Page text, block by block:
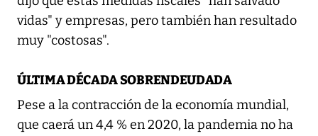
vidas" y empresas, pero también han resultado
muy "costosas".
ÚLTIMA DÉCADA SOBRENDEUDADA
Pese a la contracción de la economía mundial,
que caerá un 4,4 % en 2020, la pandemia no ha